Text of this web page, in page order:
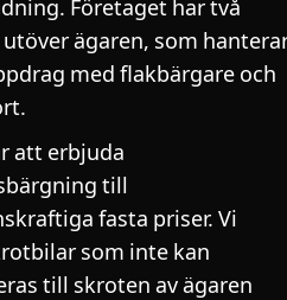
Företaget har två
ägaren, som
med flakbärgare och
att erbjuda
till
fasta priser. Vi
som inte kan
till skroten av ägaren